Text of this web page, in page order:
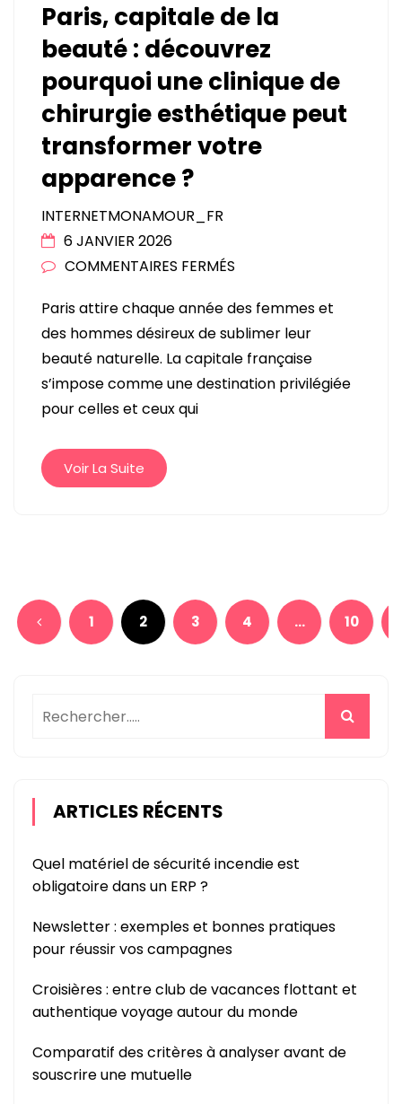
Paris, capitale de la
beauté : découvrez
pourquoi une clinique de
chirurgie esthétique peut
transformer votre
apparence ?
INTERNETMONAMOUR_FR
6 JANVIER 2026
COMMENTAIRES FERMÉS
CAPITALE
DE
LA
BEAUTÉ
PEUT
TRANSFORMER
Paris attire chaque année des femmes et
des hommes désireux de sublimer leur
beauté naturelle. La capitale française
s’impose comme une destination privilégiée
pour celles et ceux qui
Voir La Suite
des
publications
1 2 3 4 … 10
ARTICLES RÉCENTS
Quel matériel de sécurité incendie est
obligatoire dans un ERP ?
Newsletter : exemples et bonnes pratiques
pour réussir vos campagnes
Croisières : entre club de vacances flottant et
authentique voyage autour du monde
Comparatif des critères à analyser avant de
souscrire une mutuelle